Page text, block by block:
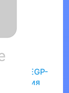
EGP-
линия